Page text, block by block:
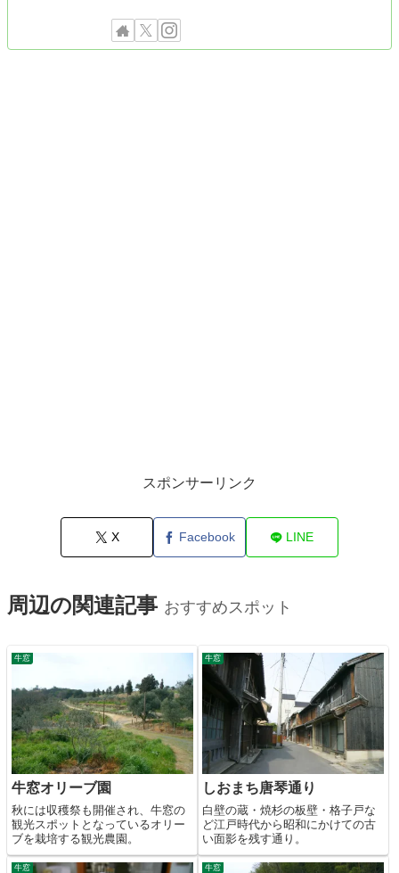
スポンサーリンク
X Facebook LINE
周辺の関連記事 おすすめスポット
牛窓
牛窓オリーブ園
秋には収穫祭も開催され、牛窓の
観光スポットとなっているオリー
ブを栽培する観光農園。
牛窓
しおまち唐琴通り
白壁の蔵・焼杉の板壁・格子戸な
ど江戸時代から昭和にかけての古
い面影を残す通り。
牛窓 牛窓